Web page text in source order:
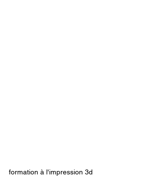
formation à l'impression 3d